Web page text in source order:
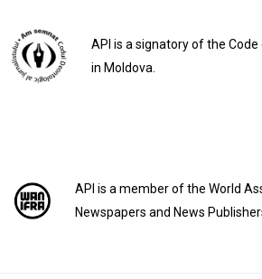
API is a signatory of the
in Moldova.
API is a member of the World
Newspapers and News